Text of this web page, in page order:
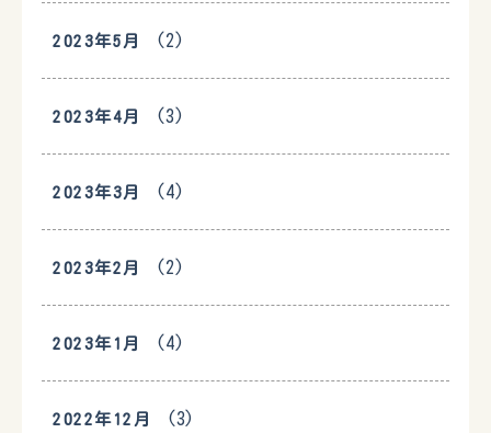
2023年5月 (2)
2023年4月 (3)
2023年3月 (4)
2023年2月 (2)
2023年1月 (4)
2022年12月 (3)